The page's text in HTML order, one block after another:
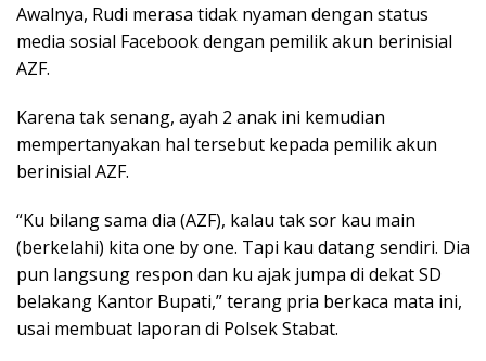
Awalnya, Rudi merasa tidak nyaman dengan status
media sosial Facebook dengan pemilik akun berinisial
AZF.
Karena tak senang, ayah 2 anak ini kemudian
mempertanyakan hal tersebut kepada pemilik akun
berinisial AZF.
“Ku bilang sama dia (AZF), kalau tak sor kau main
(berkelahi) kita one by one. Tapi kau datang sendiri. Dia
pun langsung respon dan ku ajak jumpa di dekat SD
belakang Kantor Bupati,” terang pria berkaca mata ini,
usai membuat laporan di Polsek Stabat.